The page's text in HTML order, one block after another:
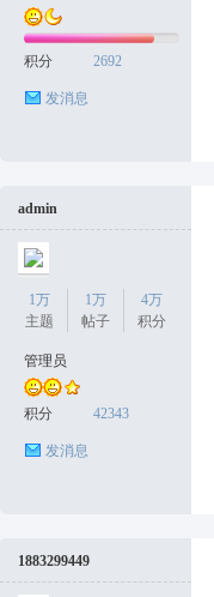
积分 2692
发消息
admin
1万
主题
1万
帖子
4万
积分
管理员
积分 42343
发消息
1883299449